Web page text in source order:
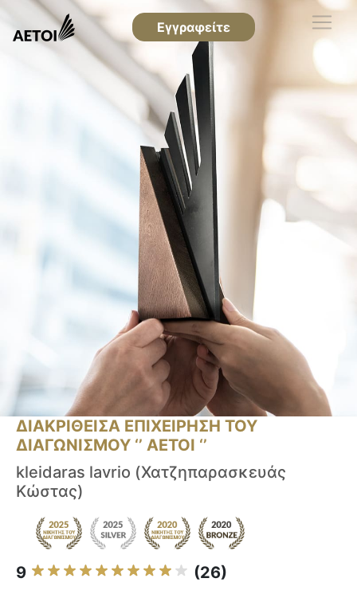
Εγγραφείτε
ΔΙΑΚΡΙΘΕΙΣΑ ΕΠΙΧΕΙΡΗΣΗ ΤΟΥ
ΔΙΑΓΩΝΙΣΜΟΥ ‘’ ΑΕΤΟΙ ‘’
kleidaras lavrio (Χατζηπαρασκευάς
Κώστας)
9 (26)